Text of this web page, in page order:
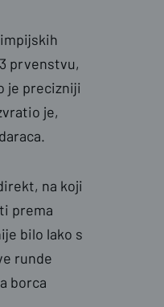
prvenstvu,
je precizniji
je,
na koji
prema
bilo lako s
runde
borca